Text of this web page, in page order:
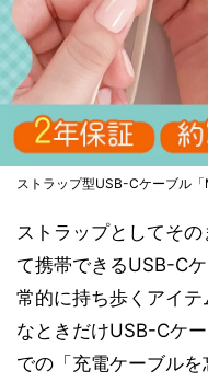
ストラップ型USB-Cケーブル「
ストラップとしてそ
て携帯できるUSB-C
常的に持ち歩くアイ
なときだけUSB-Cケ
での「充電ケーブル